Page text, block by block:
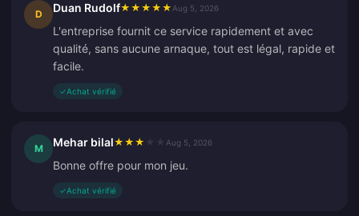
D Duan Rudolf★ ★ ★ ★ ★ Aug 5, 2026
L'entreprise fournit ce service rapidement et avec
qualité, sans aucune arnaque, tout est légal, rapide et
facile.
✓Achat vérifié
M Mehar bilal★ ★ ★ Aug 5, 2026
Bonne offre pour mon jeu.
✓Achat vérifié